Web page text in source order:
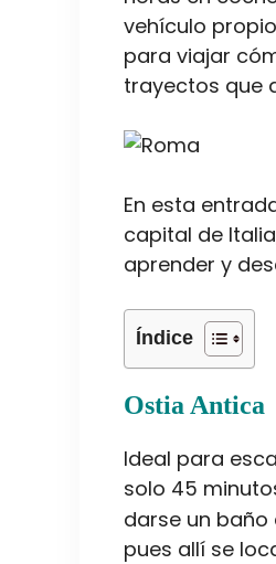
vehículo
para viajar
trayectos que
En esta
capital de
aprender y
Índice
Ostia Antica
Ideal para
solo 45
darse un
pues allí se